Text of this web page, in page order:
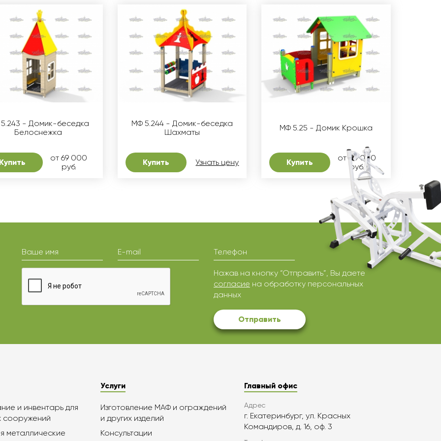
- Домик-беседка
Белоснежка
от 69 000
руб.
МФ 5.244 - Домик-беседка
Шахматы
Купить Узнать цену
МФ 5.25 - Домик Крошка
Купить
от 70 000
руб.
Ваше имя E-mail Телефон
Нажав на кнопку “Отправить”, Вы даете
согласие на обработку персональных
данных
Отправить
и инвентарь для
сооружений
металлические
Услуги
Изготовление МАФ и ограждений
и других изделий
Консультации
Главный офис
Адрес
г. Екатеринбург, ул. Красных
Командиров, д. 16, оф. 3